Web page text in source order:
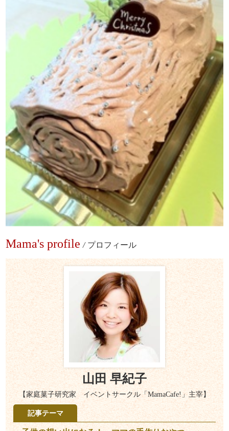
Mama's profile / プロフィール
山田 早紀子
【家庭菓子研究家 イベントサークル「MamaCafe!」主宰】
記事テーマ